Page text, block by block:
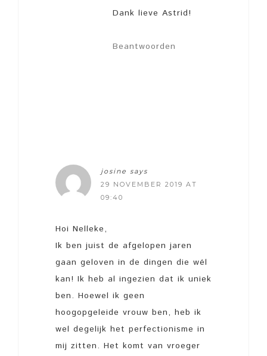
Dank lieve Astrid!
Beantwoorden
josine says
29 NOVEMBER 2019 AT
09:40
Hoi Nelleke,
Ik ben juist de afgelopen jaren
gaan geloven in de dingen die wél
kan! Ik heb al ingezien dat ik uniek
ben. Hoewel ik geen
hoogopgeleide vrouw ben, heb ik
wel degelijk het perfectionisme in
mij zitten. Het komt van vroeger